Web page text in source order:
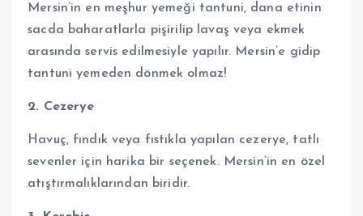
Mersin’in en meşhur yemeği tantuni, dana etinin
sacda baharatlarla pişirilip lavaş veya ekmek
arasında servis edilmesiyle yapılır. Mersin’e gidip
tantuni yemeden dönmek olmaz!
2. Cezerye
Havuç, fındık veya fıstıkla yapılan cezerye, tatlı
sevenler için harika bir seçenek. Mersin’in en özel
atıştırmalıklarından biridir.